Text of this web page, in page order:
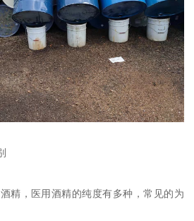
精，医用酒精的纯度有多种，常见的为